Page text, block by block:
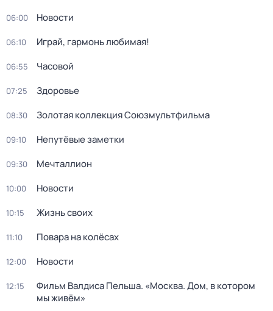
06:00 Новости
06:10 Играй, гармонь любимая!
06:55 Часовой
07:25 Здоровье
08:30 Золотая коллекция Союзмультфильма
09:10 Непутёвые заметки
09:30 Мечталлион
10:00 Новости
10:15 Жизнь своих
11:10 Повара на колёсах
12:00 Новости
12:15
Фильм Валдиса Пельша. «Москва. Дом, в котором
мы живём»